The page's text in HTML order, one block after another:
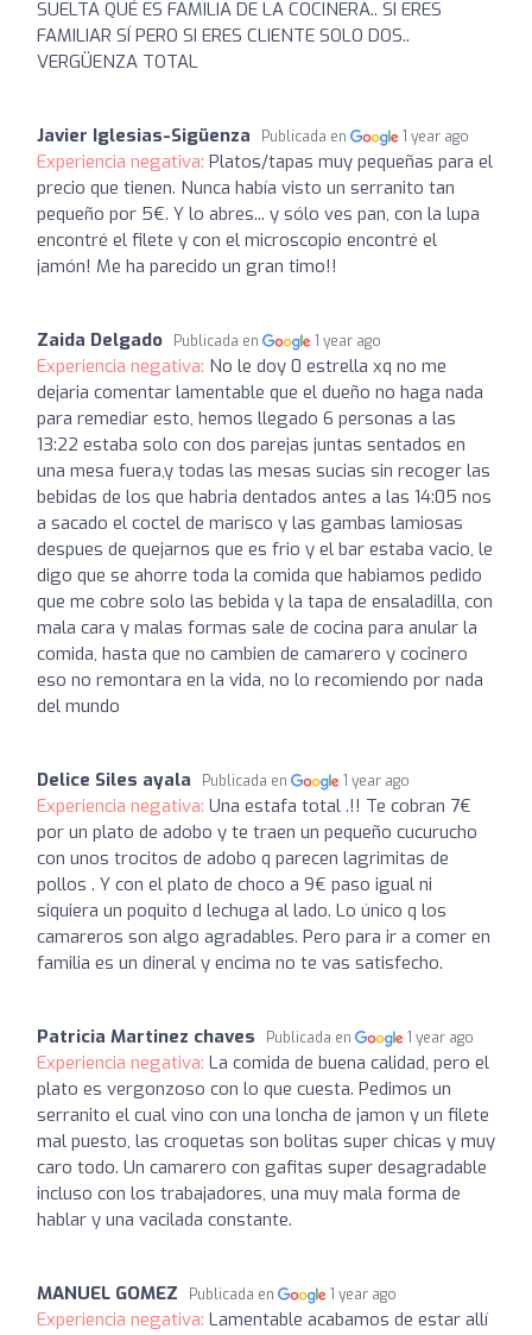
SUELTA QUÉ ES FAMILIA DE LA COCINERA.. SI ERES
FAMILIAR SÍ PERO SI ERES CLIENTE SOLO DOS..
VERGÜENZA TOTAL
Javier Iglesias-Sigüenza Publicada en 1 year ago
Experiencia negativa: Platos/tapas muy pequeñas para el
precio que tienen. Nunca había visto un serranito tan
pequeño por 5€. Y lo abres... y sólo ves pan, con la lupa
encontré el filete y con el microscopio encontré el
jamón! Me ha parecido un gran timo!!
Zaida Delgado Publicada en 1 year ago
Experiencia negativa: No le doy 0 estrella xq no me
dejaria comentar lamentable que el dueño no haga nada
para remediar esto, hemos llegado 6 personas a las
13:22 estaba solo con dos parejas juntas sentados en
una mesa fuera,y todas las mesas sucias sin recoger las
bebidas de los que habria dentados antes a las 14:05 nos
a sacado el coctel de marisco y las gambas lamiosas
despues de quejarnos que es frio y el bar estaba vacio, le
digo que se ahorre toda la comida que habiamos pedido
que me cobre solo las bebida y la tapa de ensaladilla, con
mala cara y malas formas sale de cocina para anular la
comida, hasta que no cambien de camarero y cocinero
eso no remontara en la vida, no lo recomiendo por nada
del mundo
Delice Siles ayala Publicada en 1 year ago
Experiencia negativa: Una estafa total .!! Te cobran 7€
por un plato de adobo y te traen un pequeño cucurucho
con unos trocitos de adobo q parecen lagrimitas de
pollos . Y con el plato de choco a 9€ paso igual ni
siquiera un poquito d lechuga al lado. Lo único q los
camareros son algo agradables. Pero para ir a comer en
familia es un dineral y encima no te vas satisfecho.
Patricia Martinez chaves Publicada en 1 year ago
Experiencia negativa: La comida de buena calidad, pero el
plato es vergonzoso con lo que cuesta. Pedimos un
serranito el cual vino con una loncha de jamon y un filete
mal puesto, las croquetas son bolitas super chicas y muy
caro todo. Un camarero con gafitas super desagradable
incluso con los trabajadores, una muy mala forma de
hablar y una vacilada constante.
MANUEL GOMEZ Publicada en 1 year ago
Experiencia negativa: Lamentable acabamos de estar allí